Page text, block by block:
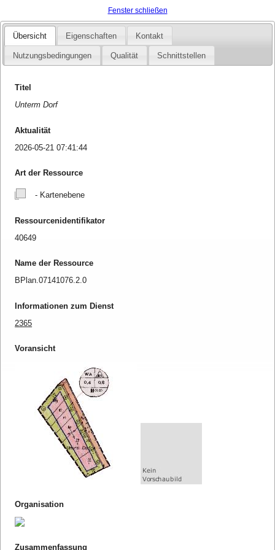
Fenster schließen
Übersicht Eigenschaften Kontakt
Nutzungsbedingungen Qualität Schnittstellen
Titel
Unterm Dorf
Aktualität
2026-05-21 07:41:44
Art der Ressource
- Kartenebene
Ressourcenidentifikator
40649
Name der Ressource
BPlan.07141076.2.0
Informationen zum Dienst
2365
Voransicht
Organisation
Zusammenfassung